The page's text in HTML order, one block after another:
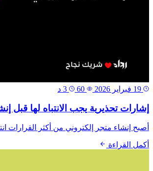
إشارات تحذيرية يجب الانتباه لها قبل
أصبح إنشاء متجر إلكتروني من أكثر القرارات
أكمل القراءة